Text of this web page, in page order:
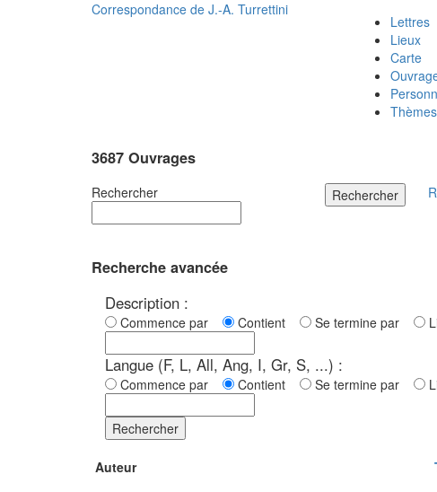
Correspondance de J.-A. Turrettini
Lettres
Lieux
Carte
Thèmes
3687 Ouvrages
Rechercher Rechercher
Recherche avancée
Description :
Commence par Contient Se termine par
Langue (F, L, All, Ang, I, Gr, S, ...) :
Commence par Contient Se termine par
Rechercher
Auteur